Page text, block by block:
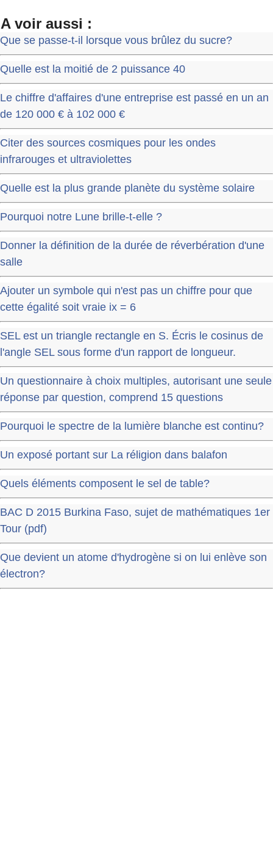
A voir aussi :
Que se passe-t-il lorsque vous brûlez du sucre?
Quelle est la moitié de 2 puissance 40
Le chiffre d'affaires d'une entreprise est passé en un an
de 120 000 € à 102 000 €
Citer des sources cosmiques pour les ondes
infrarouges et ultraviolettes
Quelle est la plus grande planète du système solaire
Pourquoi notre Lune brille-t-elle ?
Donner la définition de la durée de réverbération d'une
salle
Ajouter un symbole qui n'est pas un chiffre pour que
cette égalité soit vraie ix = 6
SEL est un triangle rectangle en S. Écris le cosinus de
l'angle SEL sous forme d'un rapport de longueur.
Un questionnaire à choix multiples, autorisant une seule
réponse par question, comprend 15 questions
Pourquoi le spectre de la lumière blanche est continu?
Un exposé portant sur La réligion dans balafon
Quels éléments composent le sel de table?
BAC D 2015 Burkina Faso, sujet de mathématiques 1er
Tour (pdf)
Que devient un atome d'hydrogène si on lui enlève son
électron?